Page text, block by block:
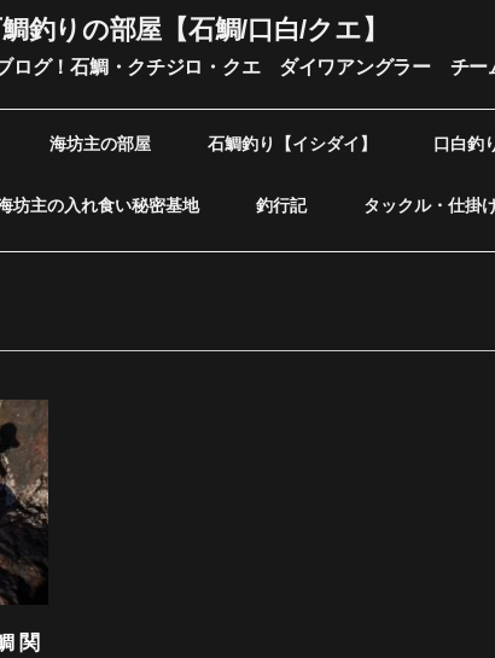
釣りの部屋【石鯛/口白/クエ】
ログ！石鯛・クチジロ・クエ ダイワアングラー チ
海坊主の部屋 石鯛釣り【イシダイ】 口白釣
坊主の入れ食い秘密基地 釣行記 タックル・仕掛
関